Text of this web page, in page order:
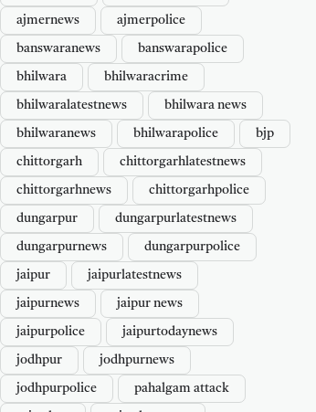
ajmernews ajmerpolice
banswaranews banswarapolice
bhilwara bhilwaracrime
bhilwaralatestnews bhilwara news
bhilwaranews bhilwarapolice bjp
chittorgarh chittorgarhlatestnews
chittorgarhnews chittorgarhpolice
dungarpur dungarpurlatestnews
dungarpurnews dungarpurpolice
jaipur jaipurlatestnews
jaipurnews jaipur news
jaipurpolice jaipurtodaynews
jodhpur jodhpurnews
jodhpurpolice pahalgam attack